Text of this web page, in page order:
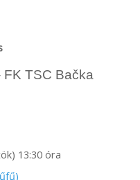
TSC Bačka
13:30 óra